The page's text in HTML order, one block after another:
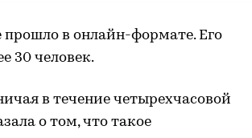
в онлайн-формате. Его
30 человек.
в течение четырехчасовой
о том, что такое